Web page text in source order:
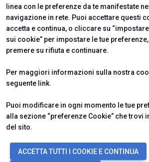
linea con le preferenze da te manifestate
navigazione in rete. Puoi accettare questi
accetta e continua, o cliccare su
sui cookie” per impostare le tue
premere su rifiuta e continuare.
Per maggiori informazioni sulla nostra
seguente link.
Puoi modificare in ogni momento le tue
alla sezione “preferenze Cookie” che trovi
del sito.
ACCETTA TUTTI I COOKIE E CONTINUA
© 2026ITALIAN EXHIBITION GROUP SpA - Via
(Italy) - Registro Imprese Rimini e C.F./P.I.